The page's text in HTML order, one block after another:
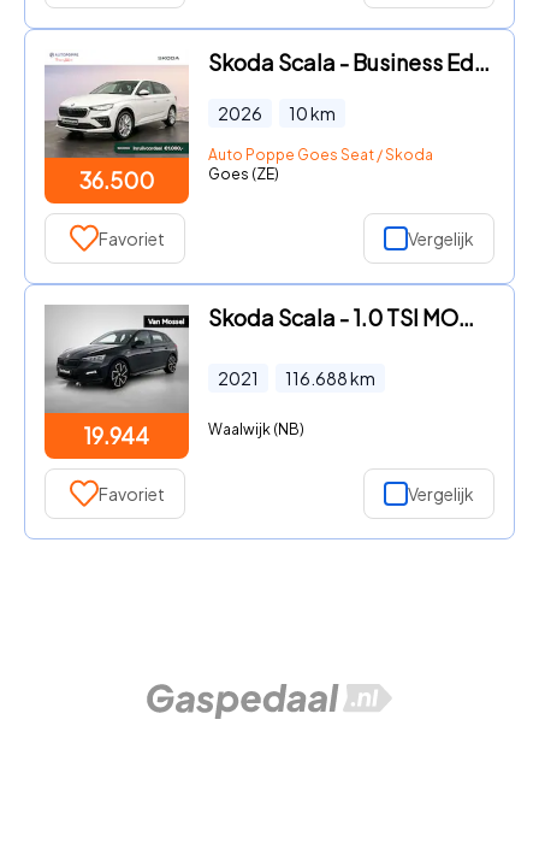
36.500
Skoda Scala - Business Edition 1.0 TSI 85 kW / 115 PK Hatchback
2026 10km
Auto Poppe Goes Seat / Skoda
Goes (ZE)
Favoriet Vergelijk
19.944
Skoda Scala - 1.0 TSI MONTE CARLO 110 PK | Automaat | Stoelverwarming | Ad
2021 116.688km
Waalwijk (NB)
Favoriet Vergelijk